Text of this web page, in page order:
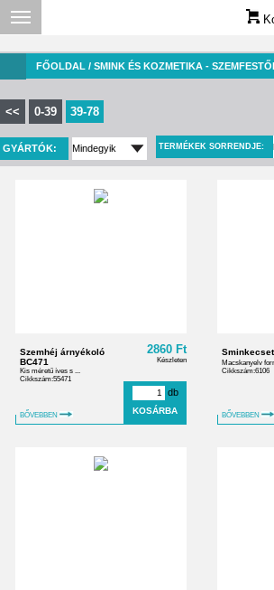
FŐOLDAL / SMINK ÉS KOZMETIKA -
<< 0-39 39-78
GYÁRTÓK: TERMÉKEK SORRENDJE:
Szemhéj árnyékoló
BC471
Kis méretű íves s ...
Cikkszám:55471
BŐVEBBEN
2860 Ft
Készleten
db
Sminkecset
Macskanyelv
Cikkszám:6106
BŐVEBBEN